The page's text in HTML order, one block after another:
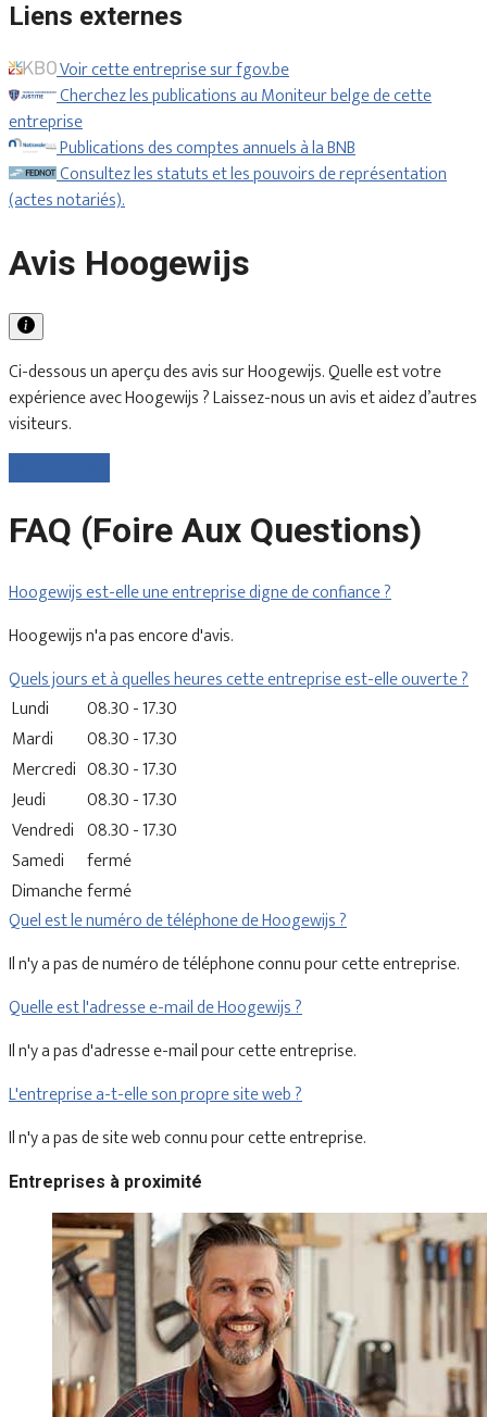
Liens externes
Voir cette entreprise sur fgov.be
Cherchez les publications au Moniteur belge de cette
entreprise
Publications des comptes annuels à la BNB
Consultez les statuts et les pouvoirs de représentation
(actes notariés).
Avis Hoogewijs
Ci-dessous un aperçu des avis sur Hoogewijs. Quelle est votre
expérience avec Hoogewijs ? Laissez-nous un avis et aidez d’autres
visiteurs.
FAQ (Foire Aux Questions)
Hoogewijs est-elle une entreprise digne de confiance ?
Hoogewijs n'a pas encore d'avis.
Quels jours et à quelles heures cette entreprise est-elle ouverte ?
Lundi
08.30 - 17.30
Mardi
08.30 - 17.30
Mercredi 08.30 - 17.30
Jeudi
08.30 - 17.30
Vendredi 08.30 - 17.30
Samedi
fermé
Dimanchefermé
Quel est le numéro de téléphone de Hoogewijs ?
Il n'y a pas de numéro de téléphone connu pour cette entreprise.
Quelle est l'adresse e-mail de Hoogewijs ?
Il n'y a pas d'adresse e-mail pour cette entreprise.
L'entreprise a-t-elle son propre site web ?
Il n'y a pas de site web connu pour cette entreprise.
Entreprises à proximité